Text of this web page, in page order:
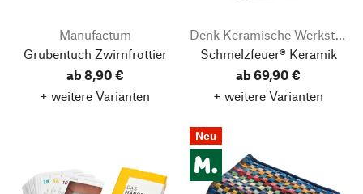
Manufactum
Grubentuch Zwirnfrottier
ab 8,90 €
+ weitere Varianten
Denk Keramische Werkstätten
Schmelzfeuer® Keramik
ab 69,90 €
+ weitere Varianten
Neu